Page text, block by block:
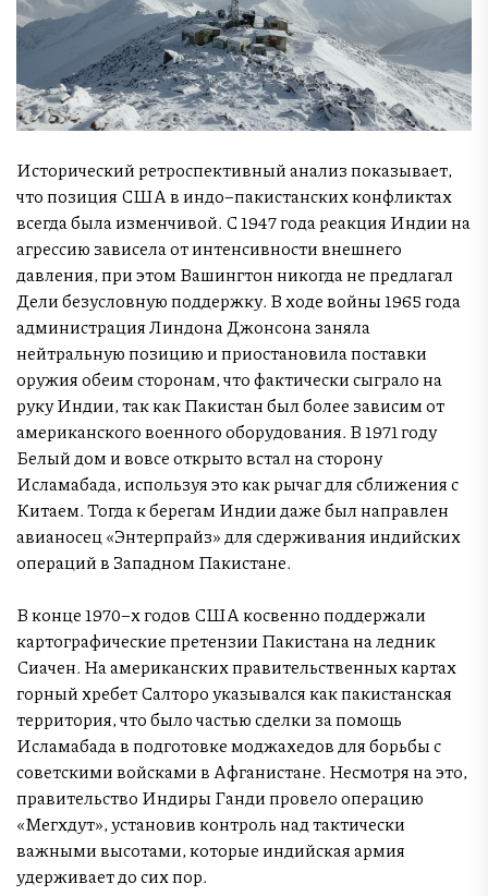
Исторический ретроспективный анализ показывает,
что позиция США в индо–пакистанских конфликтах
всегда была изменчивой. С 1947 года реакция Индии на
агрессию зависела от интенсивности внешнего
давления, при этом Вашингтон никогда не предлагал
Дели безусловную поддержку. В ходе войны 1965 года
администрация Линдона Джонсона заняла
нейтральную позицию и приостановила поставки
оружия обеим сторонам, что фактически сыграло на
руку Индии, так как Пакистан был более зависим от
американского военного оборудования. В 1971 году
Белый дом и вовсе открыто встал на сторону
Исламабада, используя это как рычаг для сближения с
Китаем. Тогда к берегам Индии даже был направлен
авианосец «Энтерпрайз» для сдерживания индийских
операций в Западном Пакистане.
В конце 1970–х годов США косвенно поддержали
картографические претензии Пакистана на ледник
Сиачен. На американских правительственных картах
горный хребет Салторо указывался как пакистанская
территория, что было частью сделки за помощь
Исламабада в подготовке моджахедов для борьбы с
советскими войсками в Афганистане. Несмотря на это,
правительство Индиры Ганди провело операцию
«Мегхдут», установив контроль над тактически
важными высотами, которые индийская армия
удерживает до сих пор.